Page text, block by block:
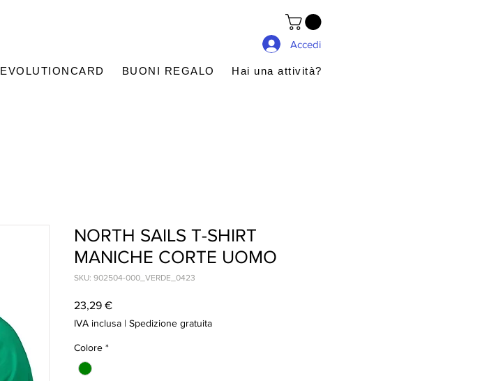
Accedi
EVOLUTIONCARD BUONI REGALO Hai una attività?
NORTH SAILS T-SHIRT
MANICHE CORTE UOMO
SKU: 902504-000_VERDE_0423
23,29 €Prezzo
IVA inclusa | Spedizione gratuita
Colore *